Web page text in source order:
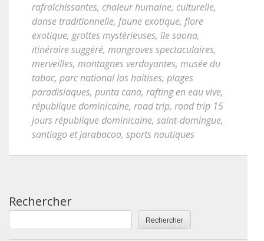
rafraîchissantes, chaleur humaine, culturelle,
danse traditionnelle, faune exotique, flore
exotique, grottes mystérieuses, île saona,
itinéraire suggéré, mangroves spectaculaires,
merveilles, montagnes verdoyantes, musée du
tabac, parc national los haitises, plages
paradisiaques, punta cana, rafting en eau vive,
république dominicaine, road trip, road trip 15
jours république dominicaine, saint-domingue,
santiago et jarabacoa, sports nautiques
Rechercher
Rechercher